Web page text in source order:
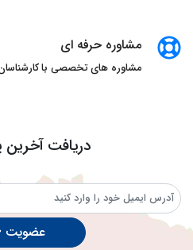
مشاوره حرفه ای
مشاوره های تخصصی با
دریافت آخرین
عضویت